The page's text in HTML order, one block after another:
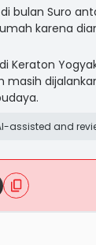
bulan Suro
karena
Keraton
masih
assisted and